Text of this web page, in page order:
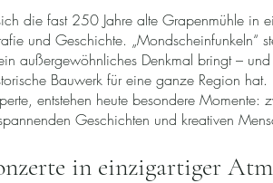
die fast 250 Jahre alte Grapenmühle in
und Geschichte. „Mondscheinfunkeln“
außergewöhnliches Denkmal bringt –
Bauwerk für eine ganze Region hat.
entstehen heute besondere Momente:
Geschichten und kreativen
in einzigartiger